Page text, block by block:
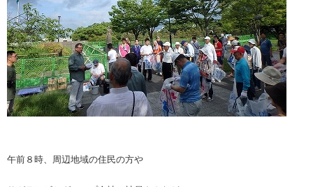
午前８時、周辺地域の住民の方や